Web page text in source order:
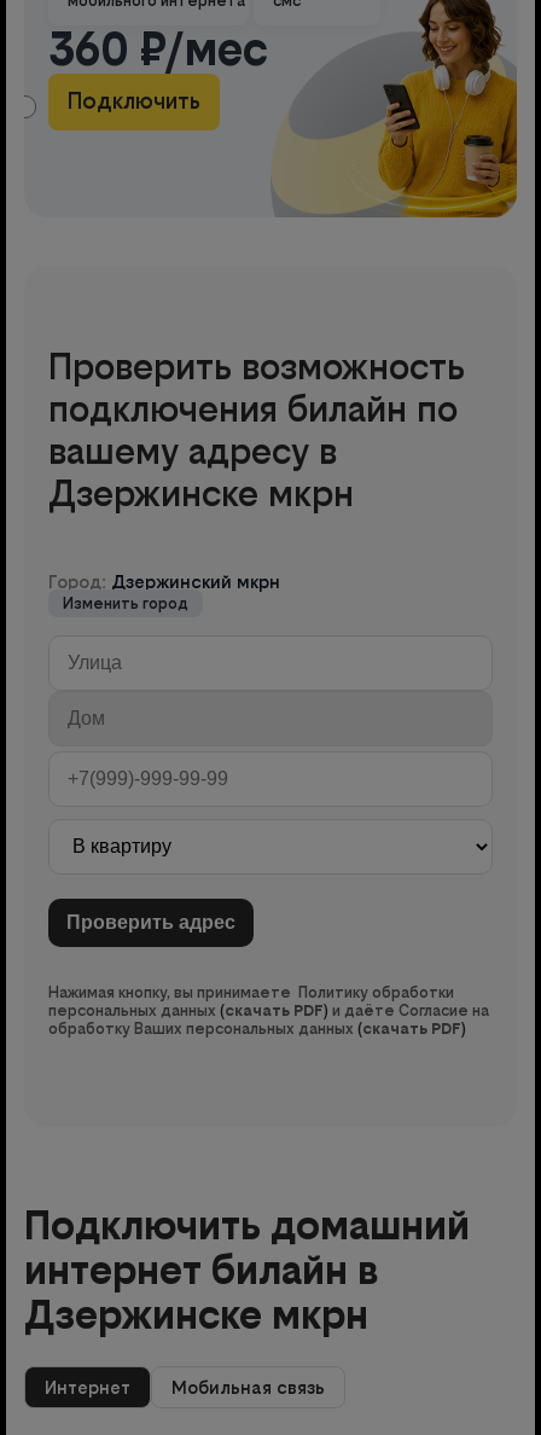
360 ₽/мес
Подключить
Проверить возможность
подключения билайн по
вашему адресу в
Дзержинске мкрн
Город: Дзержинский мкрн
Изменить город
Нажимая кнопку, вы принимаете Политику обработки
персональных данных (скачать PDF) и даёте Согласие на
обработку Ваших персональных данных (скачать PDF)
Подключить домашний
интернет билайн в
Дзержинске мкрн
Интернет Мобильная связь